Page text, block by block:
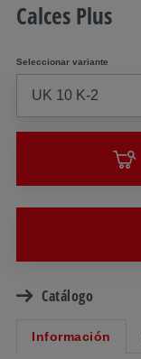
Calces Plus
Seleccionar variante
Catálogo
Información